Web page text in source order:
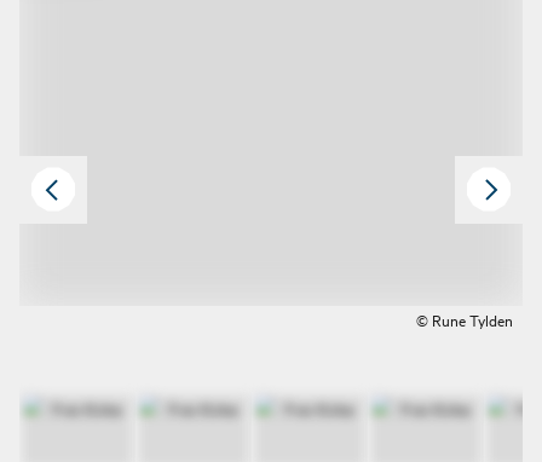
© Rune Tylden